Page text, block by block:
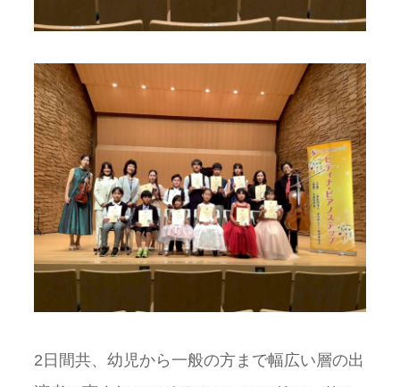
2日間共、幼児から一般の方まで幅広い層の出